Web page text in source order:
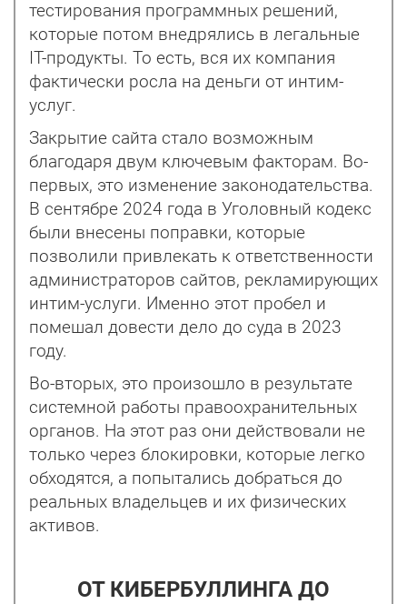
тестирования программных решений,
которые потом внедрялись в легальные
IT-продукты. То есть, вся их компания
фактически росла на деньги от интим-
услуг.
Закрытие сайта стало возможным
благодаря двум ключевым факторам. Во-
первых, это изменение законодательства.
В сентябре 2024 года в Уголовный кодекс
были внесены поправки, которые
позволили привлекать к ответственности
администраторов сайтов, рекламирующих
интим-услуги. Именно этот пробел и
помешал довести дело до суда в 2023
году.
Во-вторых, это произошло в результате
системной работы правоохранительных
органов. На этот раз они действовали не
только через блокировки, которые легко
обходятся, а попытались добраться до
реальных владельцев и их физических
активов.
ОТ КИБЕРБУЛЛИНГА ДО